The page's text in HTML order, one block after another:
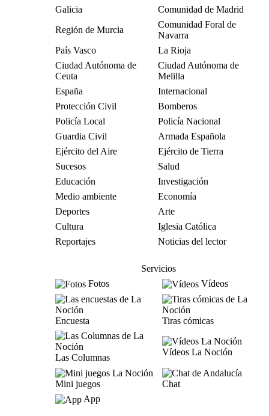
Galicia
Comunidad de Madrid
Región de Murcia
Comunidad Foral de
Navarra
País Vasco
La Rioja
Ciudad Autónoma de
Ceuta
Ciudad Autónoma de
Melilla
España
Internacional
Protección Civil
Bomberos
Policía Local
Policía Nacional
Guardia Civil
Armada Española
Ejército del Aire
Ejército de Tierra
Sucesos
Salud
Educación
Investigación
Medio ambiente
Economía
Deportes
Arte
Cultura
Iglesia Católica
Reportajes
Noticias del lector
Servicios
Fotos
Vídeos
Encuesta Tiras cómicas
Las Columnas
Vídeos La Noción
Mini juegos
Chat
App